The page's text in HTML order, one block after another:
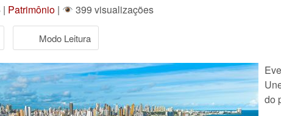
| Patrimônio | 399 visualizações
Modo Leitura
do